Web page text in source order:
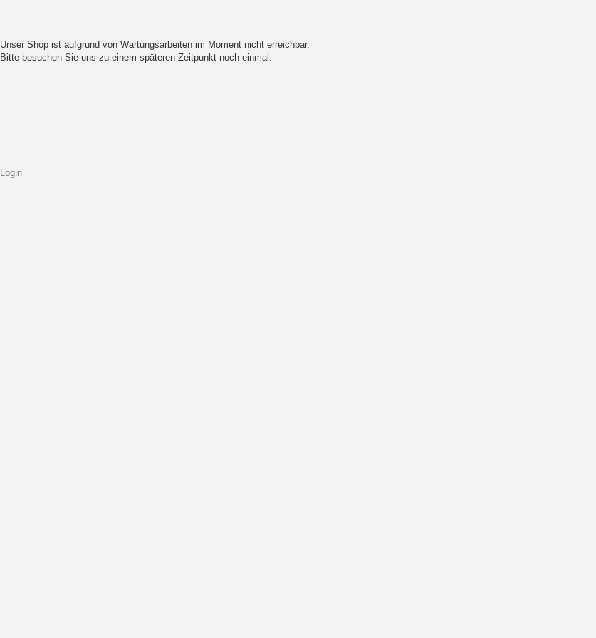
Unser Shop ist aufgrund von Wartungsarbeiten im Moment nicht erreichbar.
Bitte besuchen Sie uns zu einem späteren Zeitpunkt noch einmal.
Login